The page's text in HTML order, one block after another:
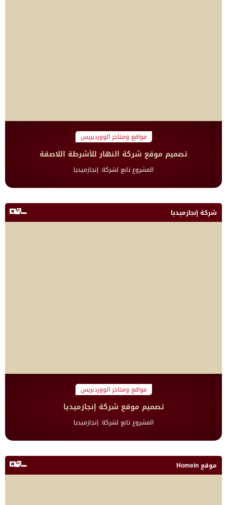
مواقع ومتاجر الووردبريس
تصميم موقع شركة النهار للأشرطة اللاصقة
المشروع تابع لشركة: إنجازميديا
شركة إنجازميديا
مواقع ومتاجر الووردبريس
تصميم موقع شركة إنجازميديا
المشروع تابع لشركة: إنجازميديا
موقع Homein